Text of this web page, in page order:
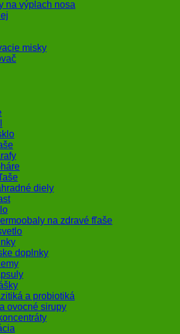
na výplach nosa
misky
diely
na zdravé fľaše
doplnky
a probiotiká
ovocné sirupy